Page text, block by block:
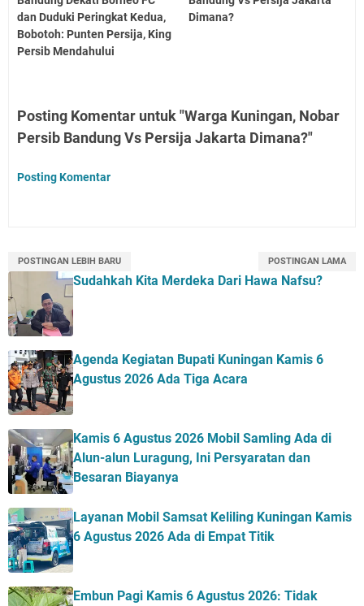
dan Duduki Peringkat Kedua,
Bobotoh: Punten Persija, King
Persib Mendahului
Dimana?
Posting Komentar untuk "Warga Kuningan, Nobar
Persib Bandung Vs Persija Jakarta Dimana?"
Posting Komentar
POSTINGAN LEBIH BARU POSTINGAN LAMA
Sudahkah Kita Merdeka Dari Hawa Nafsu?
Agenda Kegiatan Bupati Kuningan Kamis 6
Agustus 2026 Ada Tiga Acara
Kamis 6 Agustus 2026 Mobil Samling Ada di
Alun-alun Luragung, Ini Persyaratan dan
Besaran Biayanya
Layanan Mobil Samsat Keliling Kuningan Kamis
6 Agustus 2026 Ada di Empat Titik
Embun Pagi Kamis 6 Agustus 2026: Tidak